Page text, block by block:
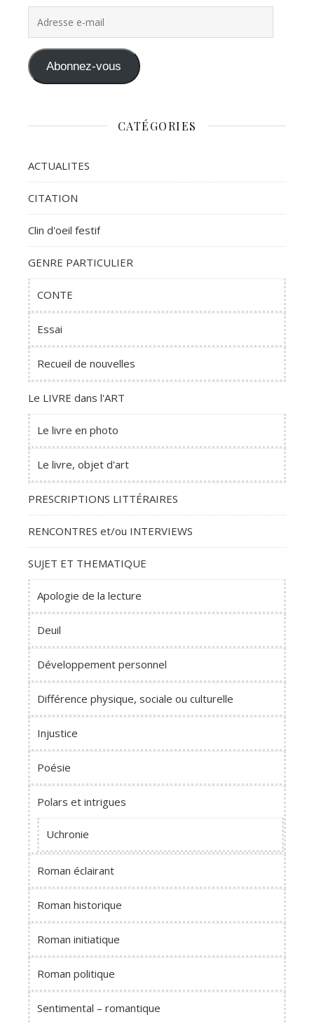
Abonnez-vous
CATÉGORIES
ACTUALITES
CITATION
Clin d'oeil festif
GENRE PARTICULIER
CONTE
Essai
Recueil de nouvelles
Le LIVRE dans l'ART
Le livre en photo
Le livre, objet d'art
PRESCRIPTIONS LITTÉRAIRES
RENCONTRES et/ou INTERVIEWS
SUJET ET THEMATIQUE
Apologie de la lecture
Deuil
Développement personnel
Différence physique, sociale ou culturelle
Injustice
Poésie
Polars et intrigues
Uchronie
Roman éclairant
Roman historique
Roman initiatique
Roman politique
Sentimental – romantique